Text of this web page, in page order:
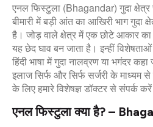
एनल फिस्टुला (Bhagandar) गुदा
बीमारी में बड़ी आंत का आखिरी भाग गुदा
है। जोड़ वाले क्षेत्र में एक छोटे आकार
यह छेद घाव बन जाता है। इन्हीं
हिंदी भाषा में गुदा नालव्रण या भगंदर
इलाज सिर्फ और सिर्फ सर्जरी के माध्यम
के लिए हमारे विशेषज्ञ डॉक्टर से संपर्क
एनल फिस्टुला क्या है? –